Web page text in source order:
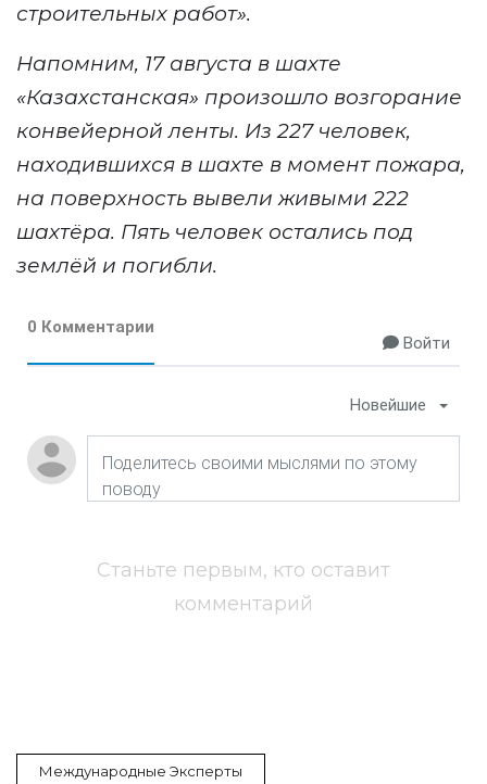
строительных работ».
Напомним, 17 августа в шахте
«Казахстанская» произошло возгорание
конвейерной ленты. Из 227 человек,
находившихся в шахте в момент пожара,
на поверхность вывели живыми 222
шахтёра. Пять человек остались под
землёй и погибли.
0 Комментарии
Войти
Новейшие
Станьте первым, кто оставит
комментарий
Международные Эксперты